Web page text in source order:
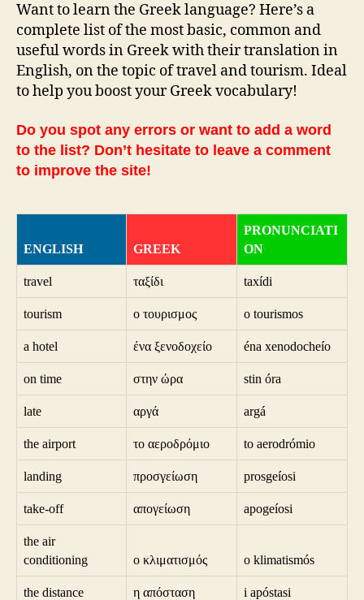
Want to learn the Greek language? Here’s a
complete list of the most basic, common and
useful words in Greek with their translation in
English, on the topic of travel and tourism. Ideal
to help you boost your Greek vocabulary!
Do you spot any errors or want to add a word
to the list? Don’t hesitate to leave a comment
to improve the site!
ENGLISH GREEK
PRONUNCIATI
ON
travel ταξίδι taxídi
tourism ο τουρισμος o tourismos
a hotel ένα ξενοδοχείο éna xenodocheío
on time στην ώρα stin óra
late αργά argá
the airport το αεροδρόμιο to aerodrómio
landing προσγείωση prosgeíosi
take-off απογείωση apogeíosi
the air
conditioning
ο κλιματισμός o klimatismós
the distance η απόσταση i apóstasi